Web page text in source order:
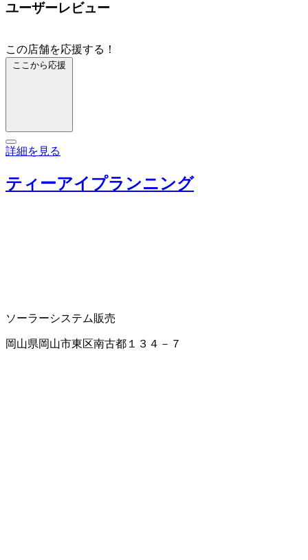
ユーザーレビュー
この店舗を応援する！
ここから応援
詳細を見る
ティーアイプランニング
ソーラーシステム販売
岡山県岡山市東区南古都１３４－７